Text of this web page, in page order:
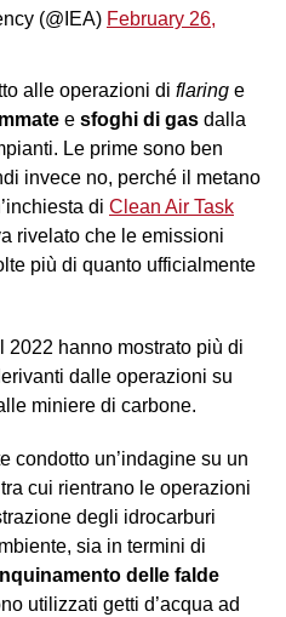
(@IEA) February 26,
alle operazioni di flaring e
e sfoghi di gas dalla
Le prime sono ben
invece no, perché il metano
di Clean Air Task
rivelato che le emissioni
più di quanto ufficialmente
2022 hanno mostrato più di
dalle operazioni su
miniere di carbone.
condotto un’indagine su un
cui rientrano le operazioni
degli idrocarburi
sia in termini di
delle falde
utilizzati getti d’acqua ad